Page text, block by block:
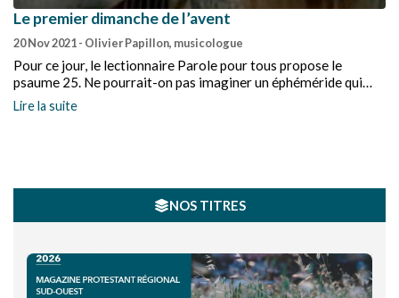
Le premier dimanche de l’avent
20 Nov 2021- Olivier Papillon, musicologue
Pour ce jour, le lectionnaire Parole pour tous propose le
psaume 25. Ne pourrait-on pas imaginer un éphéméride qui
s'appellerait Musique pour tous ?
Lire la suite
NOS TITRES